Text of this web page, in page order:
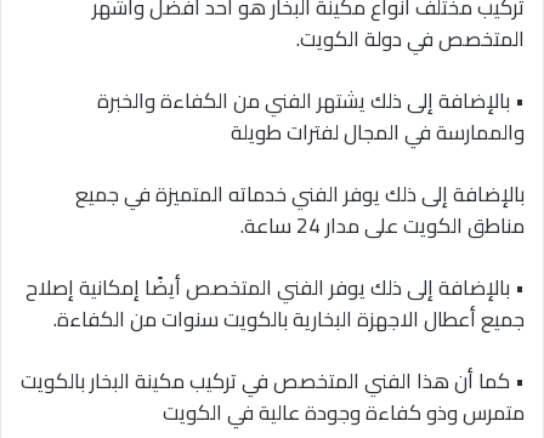
المتخصص في دولة الكويت.
• بالإضافة إلى ذلك يشتهر الفني من الكفاءة والخبرة
والممارسة في المجال لفترات طويلة
بالإضافة إلى ذلك يوفر الفني خدماته المتميزة في جميع
مناطق الكويت على مدار 24 ساعة.
• بالإضافة إلى ذلك يوفر الفني المتخصص أيضًا إمكانية إصلاح
جميع أعطال الاجهزة البخارية بالكويت سنوات من الكفاءة.
• كما أن هذا الفني المتخصص في تركيب مكينة البخار بالكويت
متمرس وذو كفاءة وجودة عالية في الكويت